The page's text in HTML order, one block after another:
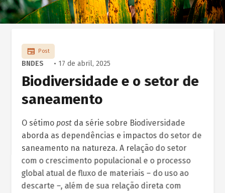
Post
BNDES • 17 de abril, 2025
Biodiversidade e o setor de
saneamento
O sétimo postda série sobre Biodiversidade
aborda as dependências e impactos do setor de
saneamento na natureza. A relação do setor
com o crescimento populacional e o processo
global atual de fluxo de materiais – do uso ao
descarte –, além de sua relação direta com